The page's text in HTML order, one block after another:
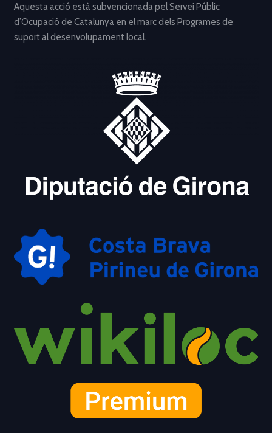
Aquesta acció està subvencionada pel Servei Públic
d’Ocupació de Catalunya en el marc dels Programes de
suport al desenvolupament local.